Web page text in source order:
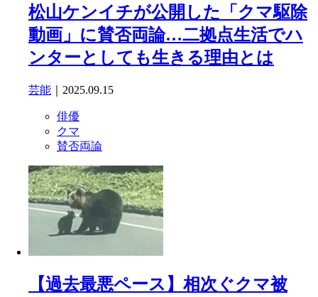
松山ケンイチが公開した「クマ駆除
動画」に賛否両論…二拠点生活でハ
ンターとしても生きる理由とは
芸能 ｜2025.09.15
俳優
クマ
賛否両論
【過去最悪ペース】相次ぐクマ被